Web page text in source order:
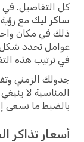
كل التفاصيل. في Opodo، يمكنك
ساكر ليك مع
ذلك في مكان
عوامل تحدد شكل
في ترتيب هذه
جدولك الزمني
المناسبة لا
بالضبط ما نسعى
أسعار تذاكر